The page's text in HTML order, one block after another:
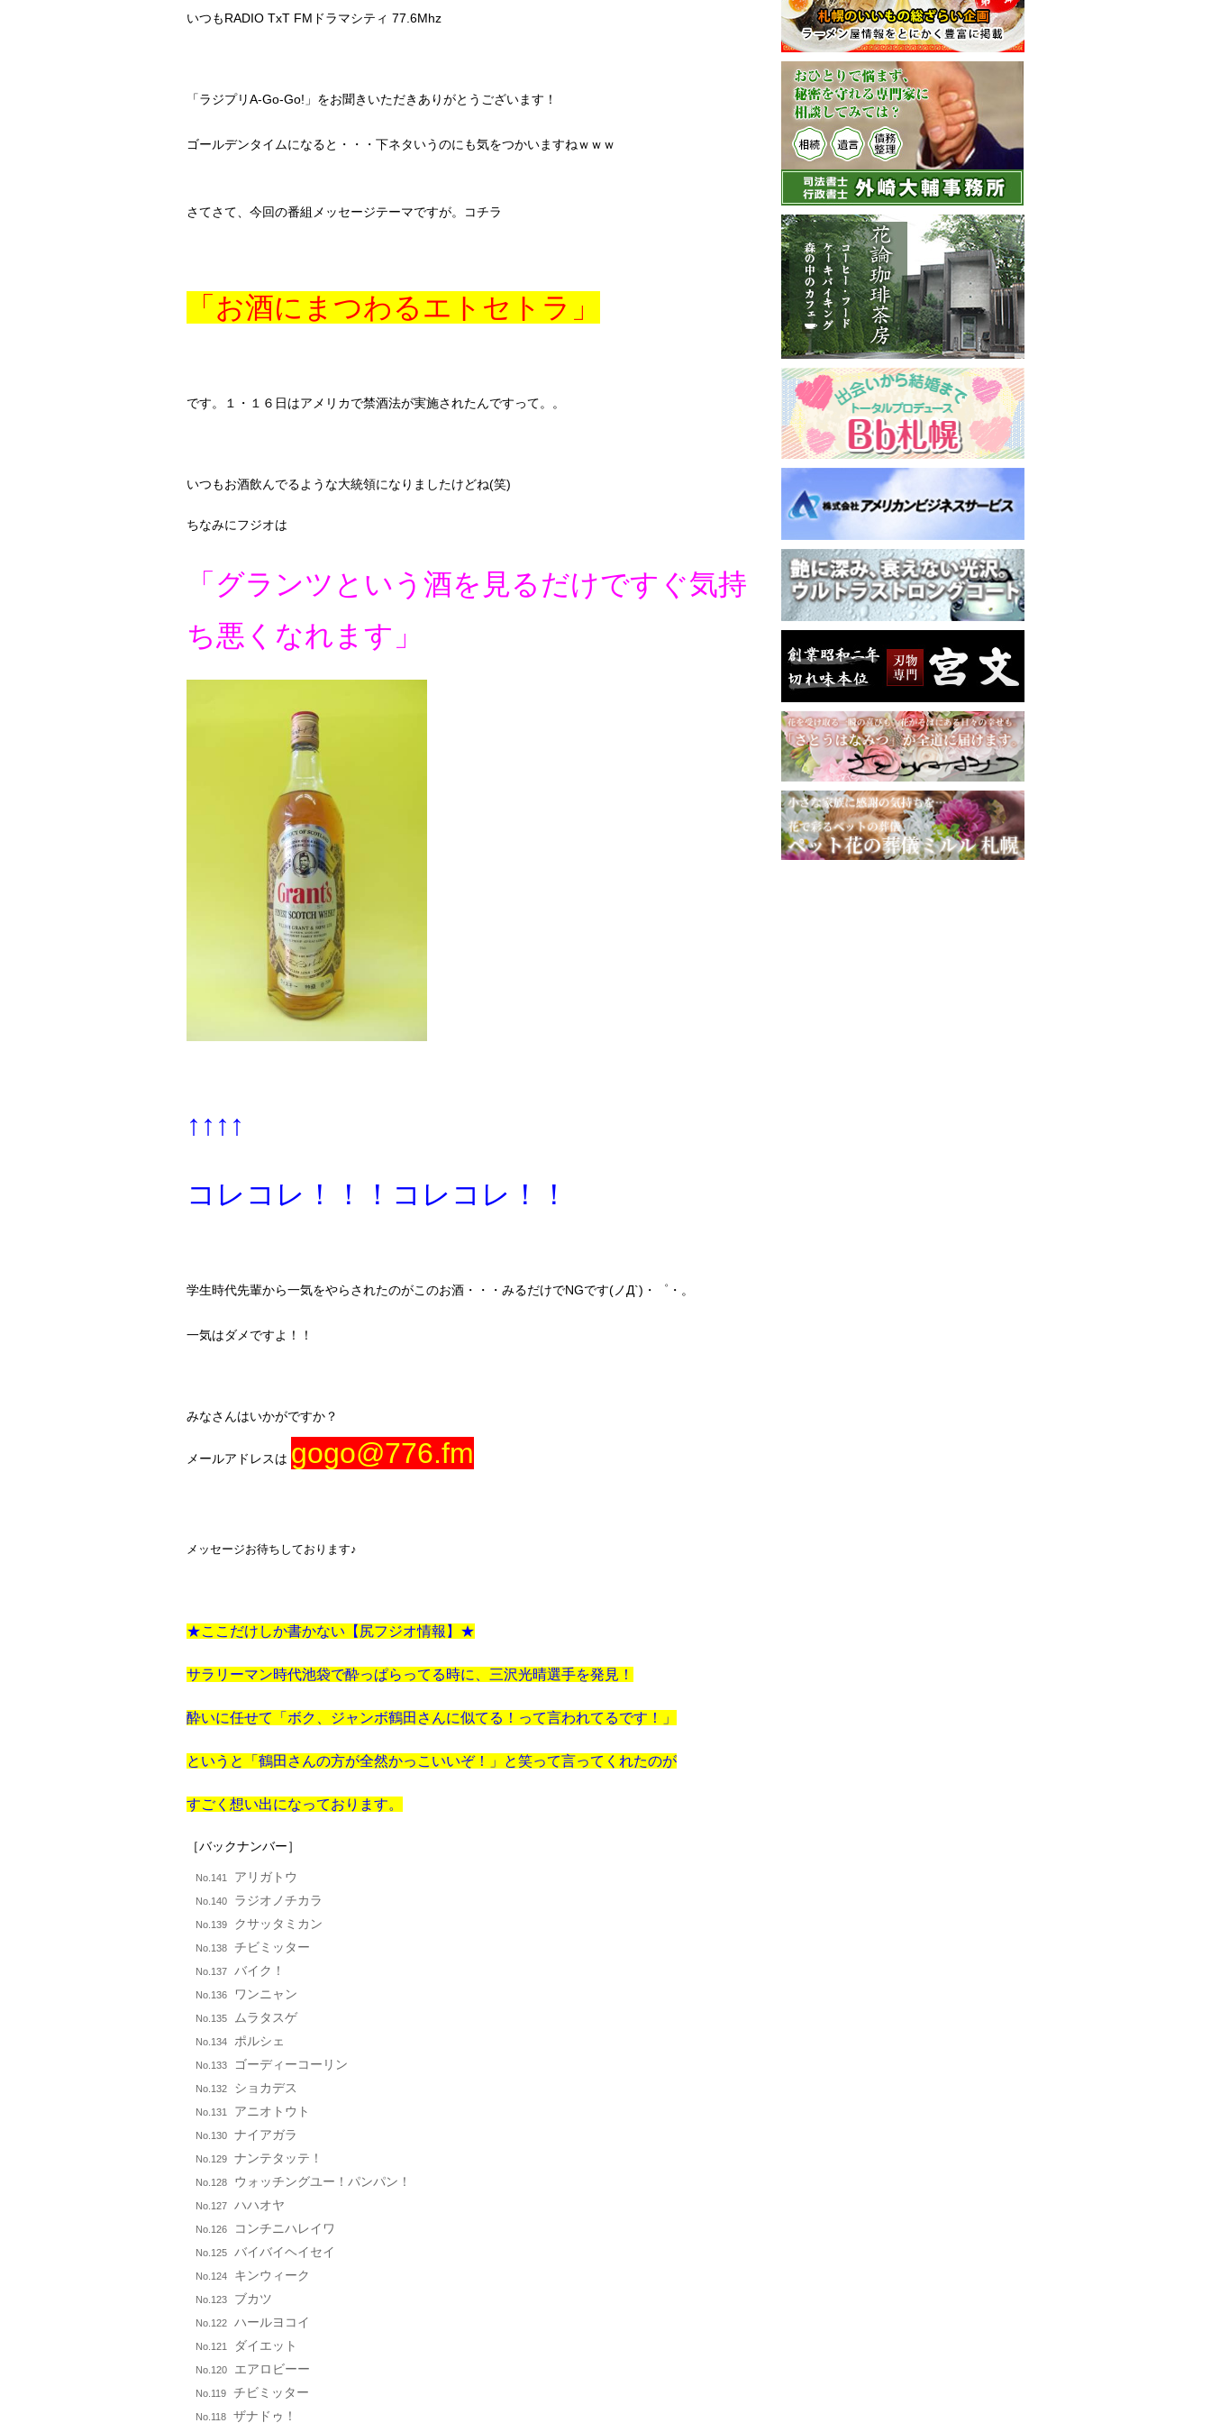
いつもRADIO TxT FMドラマシティ 77.6Mhz
「ラジプリA-Go-Go!」をお聞きいただきありがとうございます！
ゴールデンタイムになると・・・下ネタいうのにも気をつかいますねｗｗｗ
さてさて、今回の番組メッセージテーマですが。コチラ
「お酒にまつわるエトセトラ」
です。１・１６日はアメリカで禁酒法が実施されたんですって。。
いつもお酒飲んでるような大統領になりましたけどね(笑)
ちなみにフジオは
「グランツという酒を見るだけですぐ気持
ち悪くなれます」
↑↑↑↑
コレコレ！！！コレコレ！！
学生時代先輩から一気をやらされたのがこのお酒・・・みるだけでNGです(ノД`)・゜・。
一気はダメですよ！！
みなさんはいかがですか？
メールアドレスは gogo@776.fm
メッセージお待ちしております♪
★ここだけしか書かない【尻フジオ情報】★
サラリーマン時代池袋で酔っぱらってる時に、三沢光晴選手を発見！
酔いに任せて「ボク、ジャンボ鶴田さんに似てる！って言われてるです！」
というと「鶴田さんの方が全然かっこいいぞ！」と笑って言ってくれたのが
すごく想い出になっております。
［バックナンバー］
No.141 アリガトウ
No.140 ラジオノチカラ
No.139 クサッタミカン
No.138 チビミッター
No.137 バイク！
No.136 ワンニャン
No.135 ムラタスゲ
No.134 ポルシェ
No.133 ゴーディーコーリン
No.132 ショカデス
No.131 アニオトウト
No.130 ナイアガラ
No.129 ナンテタッテ！
No.128 ウォッチングユー！パンパン！
No.127 ハハオヤ
No.126 コンチニハレイワ
No.125 バイバイヘイセイ
No.124 キンウィーク
No.123 ブカツ
No.122 ハールヨコイ
No.121 ダイエット
No.120 エアロビーー
No.119 チビミッター
No.118 ザナドゥ！